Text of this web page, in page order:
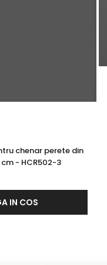
chenar perete din
cm - HCR502-3
IN COS